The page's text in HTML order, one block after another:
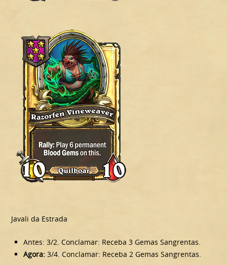
Javali da Estrada
Antes: 3/2. Conclamar: Receba 3 Gemas Sangrentas.
Agora: 3/4. Conclamar: Receba 2 Gemas Sangrentas.